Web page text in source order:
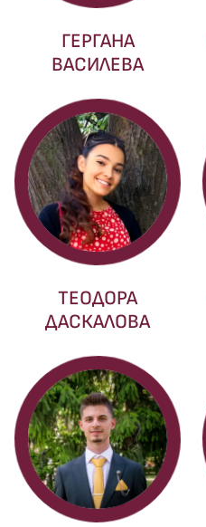
ГЕРГАНА
ВАСИЛЕВА
ТЕОДОРА
ДАСКАЛОВА